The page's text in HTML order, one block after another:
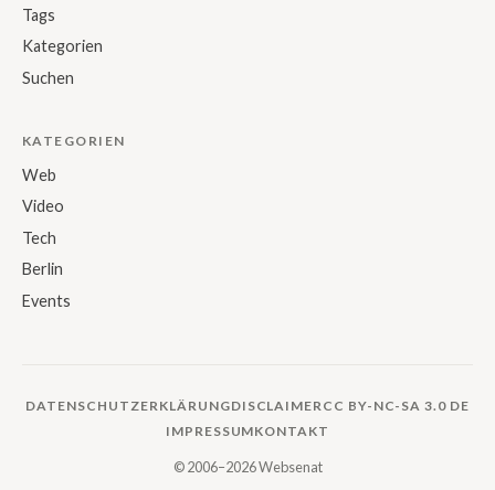
Tags
Kategorien
Suchen
KATEGORIEN
Web
Video
Tech
Berlin
Events
DATENSCHUTZERKLÄRUNGDISCLAIMER CC BY-NC-SA 3.0 DE
IMPRESSUMKONTAKT
© 2006–2026 Websenat